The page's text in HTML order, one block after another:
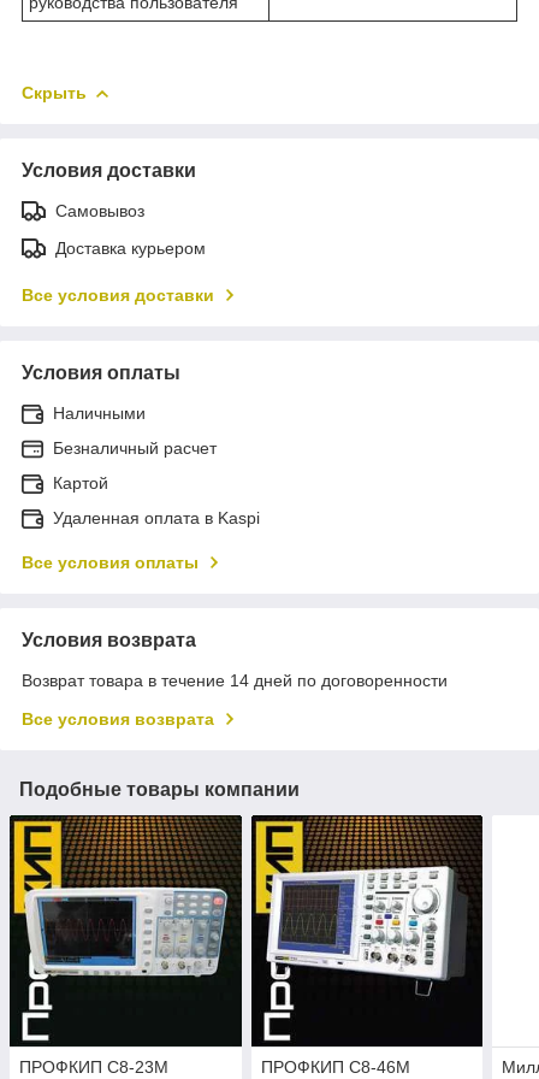
Скрыть
Условия доставки
Самовывоз
Доставка курьером
Все условия доставки
Условия оплаты
Наличными
Безналичный расчет
Картой
Удаленная оплата в Kaspi
Все условия оплаты
Условия возврата
Возврат товара в течение 14 дней по договоренности
Все условия возврата
Подобные товары компании
ПРОФКИП С8-23М
ПРОФКИП С8-46М